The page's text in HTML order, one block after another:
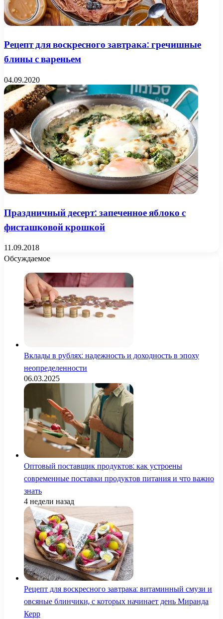
Рецепт для воскресного завтрака: гречишные
блины с вареньем
04.09.2020
Праздничный десерт: запеченное яблоко с
фисташковой крошкой
11.09.2018
Обсуждаемое
Вклады в рублях: надежность и доходность в эпоху
неопределенности
06.03.2025
Оптовый поставщик продуктов: как устроены
современные поставки продуктов питания и что важно
знать
4 недели назад
Рецепт для воскресного завтрака: витаминный смузи и
овсяные блинчики, с которых начинает день Миранда
Керр